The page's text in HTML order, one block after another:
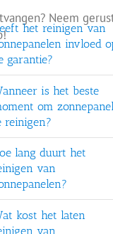
Wat kost het laten
Kan vuil blijvende
Welke
Neem
het reinigen van
invloed
garantie?
is het beste
om
reinigen?
lang duurt het
van
kost het laten
van